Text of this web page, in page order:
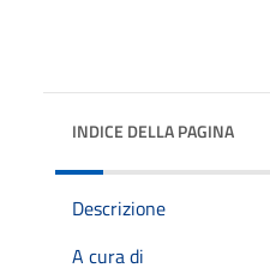
INDICE DELLA PAGINA
Descrizione
A cura di